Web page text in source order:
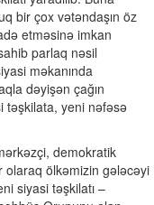
bir çox vətəndaşın öz
etməsinə imkan
parlaq nəsil
məkanında
dəyişən çağın
təşkilata, yeni nəfəsə
demokratik
olaraq ölkəmizin gələcəyi
siyasi təşkilatı –